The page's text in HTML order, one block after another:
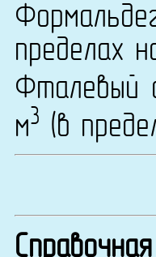
пределах
Фталевый
м3 (в